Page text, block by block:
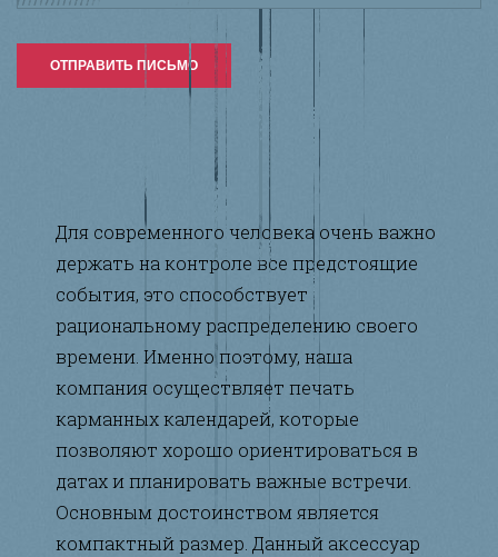
Для современного человека очень важно
держать на контроле все предстоящие
события, это способствует
рациональному распределению своего
времени. Именно поэтому, наша
компания осуществляет печать
карманных календарей, которые
позволяют хорошо ориентироваться в
датах и планировать важные встречи.
Основным достоинством является
компактный размер. Данный аксессуар